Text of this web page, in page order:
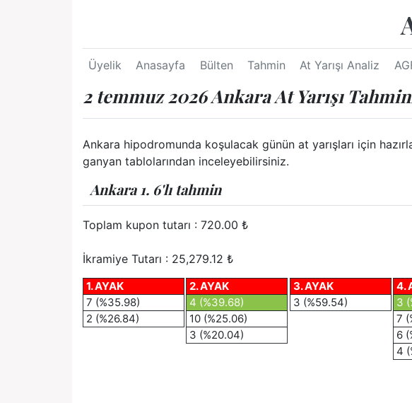
Üyelik Anasayfa Bülten Tahmin At Yarışı Analiz
2 temmuz 2026 Ankara At Yarışı
Ankara hipodromunda koşulacak günün at yarışları için
ganyan tablolarından inceleyebilirsiniz.
Ankara 1. 6'lı tahmin
Toplam kupon tutarı : 720.00 ₺
İkramiye Tutarı : 25,279.12 ₺
1. AYAK
7 (%35.98)
2 (%26.84)
2. AYAK
4 (%39.68)
10 (%25.06)
3 (%20.04)
3. AYAK
3 (%59.54)
4.
3
7
6
4